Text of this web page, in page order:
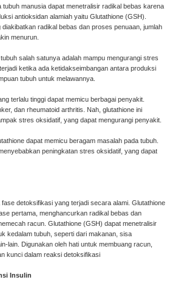
tubuh manusia dapat menetralisir radikal bebas karena
antioksidan alamiah yaitu Glutathione (GSH).
radikal bebas dan proses penuaan, jumlah
menurun.
salah satunya adalah mampu mengurangi stres
ketika ada ketidakseimbangan antara produksi
tubuh untuk melawannya.
terlalu tinggi dapat memicu berbagai penyakit.
dan rheumatoid arthritis. Nah, glutathione ini
stres oksidatif, yang dapat mengurangi penyakit.
dapat memicu beragam masalah pada tubuh.
peningkatan stres oksidatif, yang dapat
fase detoksifikasi yang terjadi secara alami. Glutathione
pertama, menghancurkan radikal bebas dan
racun. Glutathione (GSH) dapat menetralisir
kedalam tubuh, seperti dari makanan, sisa
lain. Digunakan oleh hati untuk membuang racun,
kunci dalam reaksi detoksifikasi
Insulin